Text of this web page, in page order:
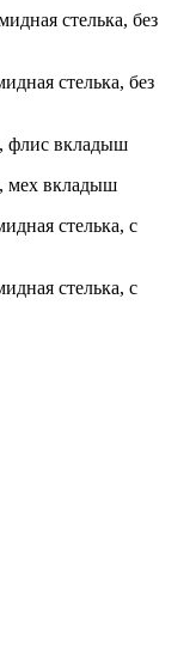
стелька, без
стелька, без
флис вкладыш
мех вкладыш
стелька, с
стелька, с